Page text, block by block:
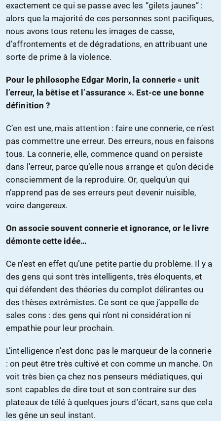
exactement ce qui se passe avec les “gilets jaunes” :
alors que la majorité de ces personnes sont pacifiques,
nous avons tous retenu les images de casse,
d’affrontements et de dégradations, en attribuant une
sorte de prime à la violence.
Pour le philosophe Edgar Morin, la connerie « unit
l’erreur, la bêtise et l’assurance ». Est-ce une bonne
définition ?
C’en est une, mais attention : faire une connerie, ce n’est
pas commettre une erreur. Des erreurs, nous en faisons
tous. La connerie, elle, commence quand on persiste
dans l’erreur, parce qu’elle nous arrange et qu’on décide
consciemment de la reproduire. Or, quelqu’un qui
n’apprend pas de ses erreurs peut devenir nuisible,
voire dangereux.
On associe souvent connerie et ignorance, or le livre
démonte cette idée…
Ce n’est en effet qu’une petite partie du problème. Il y a
des gens qui sont très intelligents, très éloquents, et
qui défendent des théories du complot délirantes ou
des thèses extrémistes. Ce sont ce que j’appelle de
sales cons : des gens qui n’ont ni considération ni
empathie pour leur prochain.
L’intelligence n’est donc pas le marqueur de la connerie
: on peut être très cultivé et con comme un manche. On
voit très bien ça chez nos penseurs médiatiques, qui
sont capables de dire tout et son contraire sur des
plateaux de télé à quelques jours d’écart, sans que cela
les gêne un seul instant.